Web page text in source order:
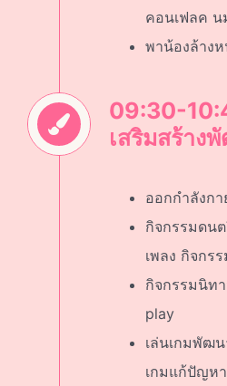
คอนเฟลค น
พาน้องล้าง
09:30-
เสริมสร้าง
ออกกำลังกา
กิจกรรมดน
เพลง กิจกร
กิจกรรมนิท
play
เล่นเกมพัฒ
เกมแก้ปัญหา